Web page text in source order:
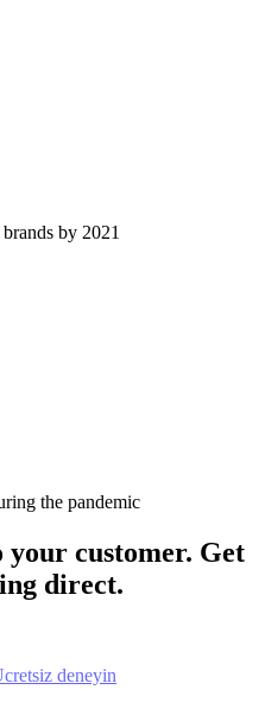
by 2021
the pandemic
your customer. Get
direct.
deneyin